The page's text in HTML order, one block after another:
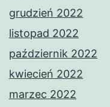
grudzień 2022
listopad 2022
październik 2022
kwiecień 2022
marzec 2022